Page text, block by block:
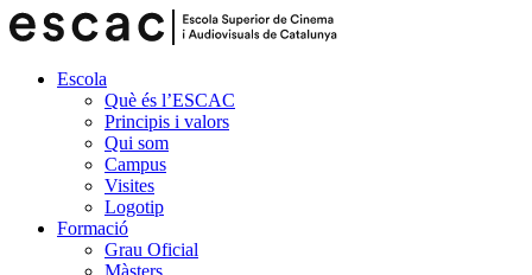
Escola
Què és l’ESCAC
Principis i valors
Qui som
Campus
Visites
Logotip
Formació
Grau Oficial
Màsters